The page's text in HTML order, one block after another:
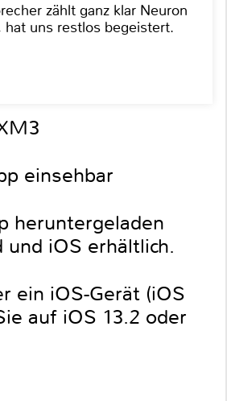
zählt ganz klar Neuron
uns restlos begeistert.
einsehbar
heruntergeladen
iOS erhältlich.
ein iOS-Gerät (iOS
auf iOS 13.2 oder